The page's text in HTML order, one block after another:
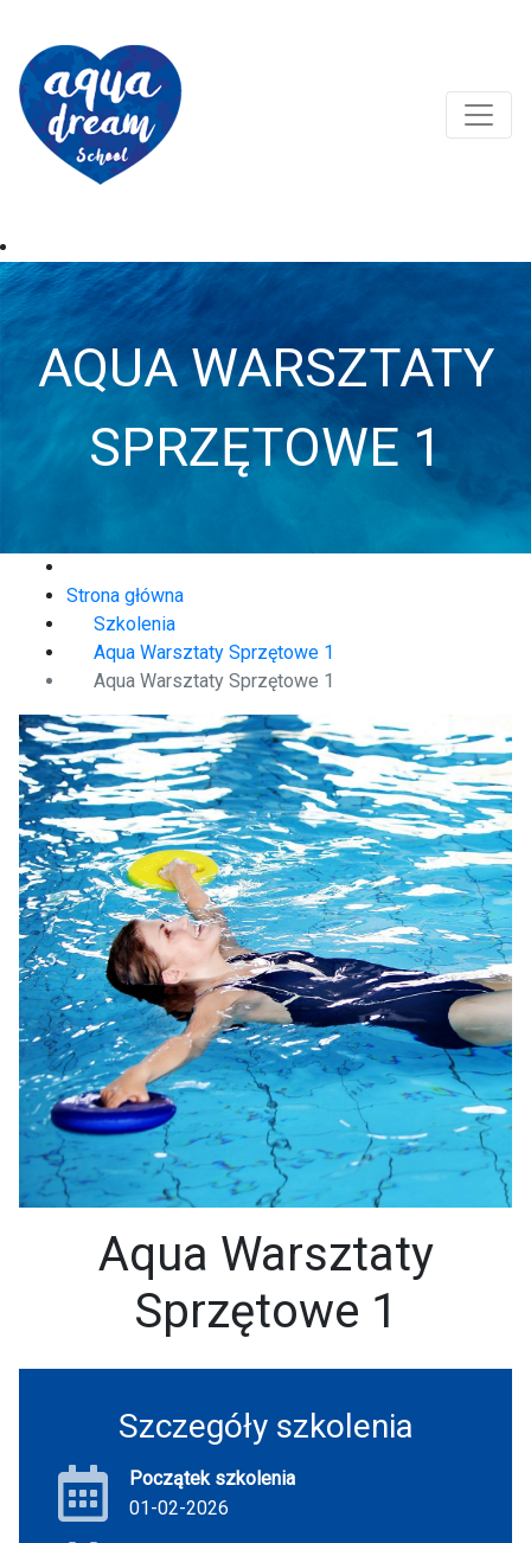
AQUA WARSZTATY
SPRZĘTOWE 1
Strona główna
Szkolenia
Aqua Warsztaty Sprzętowe 1
Aqua Warsztaty Sprzętowe 1
Aqua Warsztaty
Sprzętowe 1
Szczegóły szkolenia
Początek szkolenia
01-02-2026